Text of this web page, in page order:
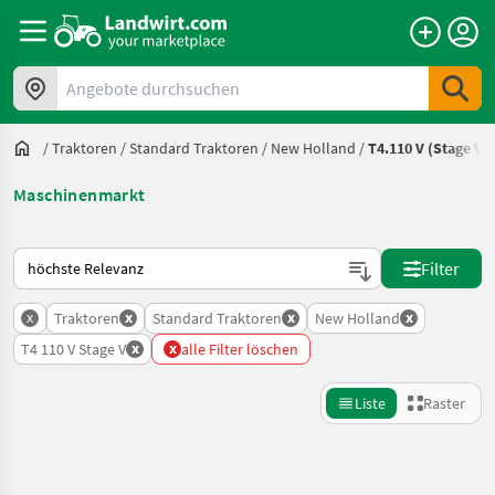
Angebote durchsuchen
/Traktoren /Standard Traktoren / New Holland /T4.110 V (Stage V)
Maschinenmarkt
So wird auf Landwirt.com sortiert
Filter
x Traktoren x Standard Traktoren x New Holland x
T4 110 V Stage V x x alle Filter löschen
Liste Raster